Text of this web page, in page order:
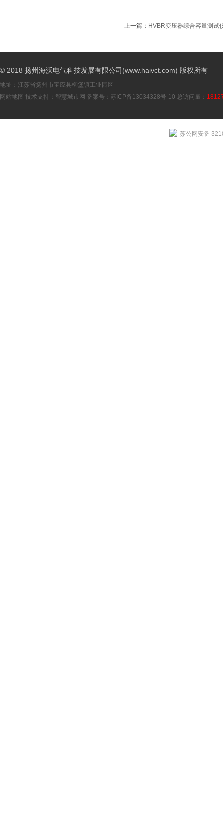
上一篇： HVBR变压器综合容量测试
© 2018 扬州海沃电气科技发展有限公司(www.haivct.com) 版权所有
地址：江苏省扬州市宝应县柳堡镇工业园区
网站地图 技术支持： 智慧城市网 备案号： 苏ICP备13034328号-10 总访问量：
苏公网安备